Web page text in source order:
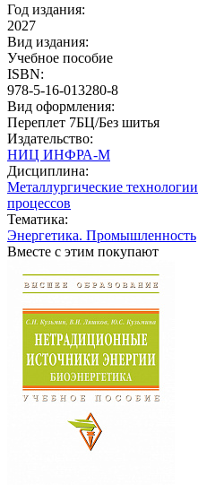
Год издания:
2027
Вид издания:
Учебное пособие
ISBN:
978-5-16-013280-8
Вид оформления:
Переплет 7БЦ/Без шитья
Издательство:
НИЦ ИНФРА-М
Дисциплина:
Металлургические технологии
процессов
Тематика:
Энергетика. Промышленность
Вместе с этим покупают